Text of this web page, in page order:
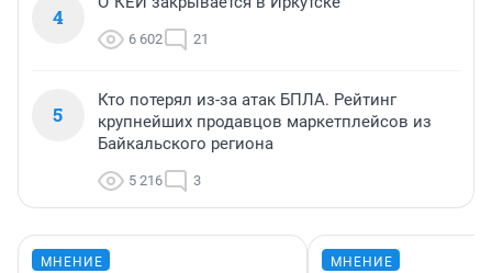
4
6 602 21
5
Кто потерял из-за атак БПЛА. Рейтинг
крупнейших продавцов маркетплейсов из
Байкальского региона
5 216 3
МНЕНИЕ МНЕНИЕ